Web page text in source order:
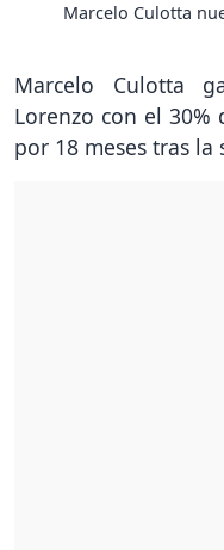
Marcelo Culotta
Marcelo Culotta
Lorenzo con el 30%
por 18 meses tras